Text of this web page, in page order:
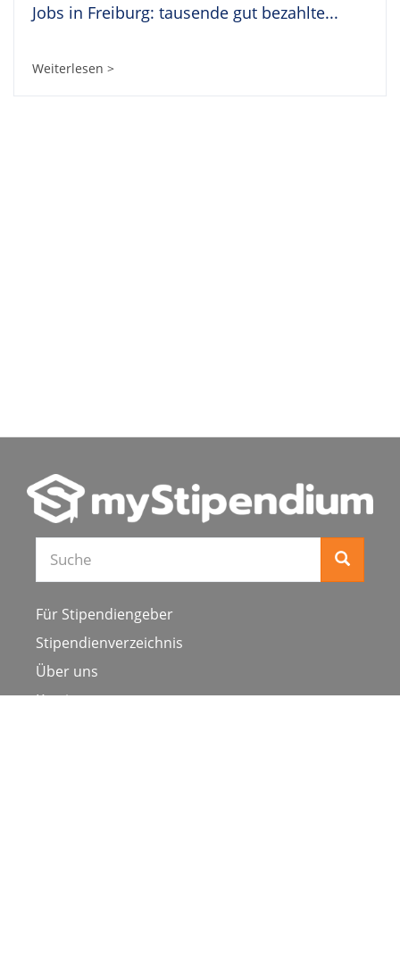
Jobs in Freiburg: tausende gut bezahlte...
Weiterlesen >
Suche
Für Stipendiengeber
Stipendienverzeichnis
Über uns
Karriere